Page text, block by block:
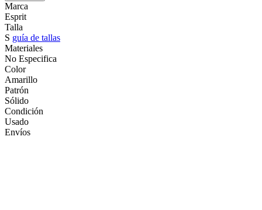
Marca
Esprit
Talla
S guía de tallas
Materiales
No Especifica
Color
Amarillo
Patrón
Sólido
Condición
Usado
Envíos